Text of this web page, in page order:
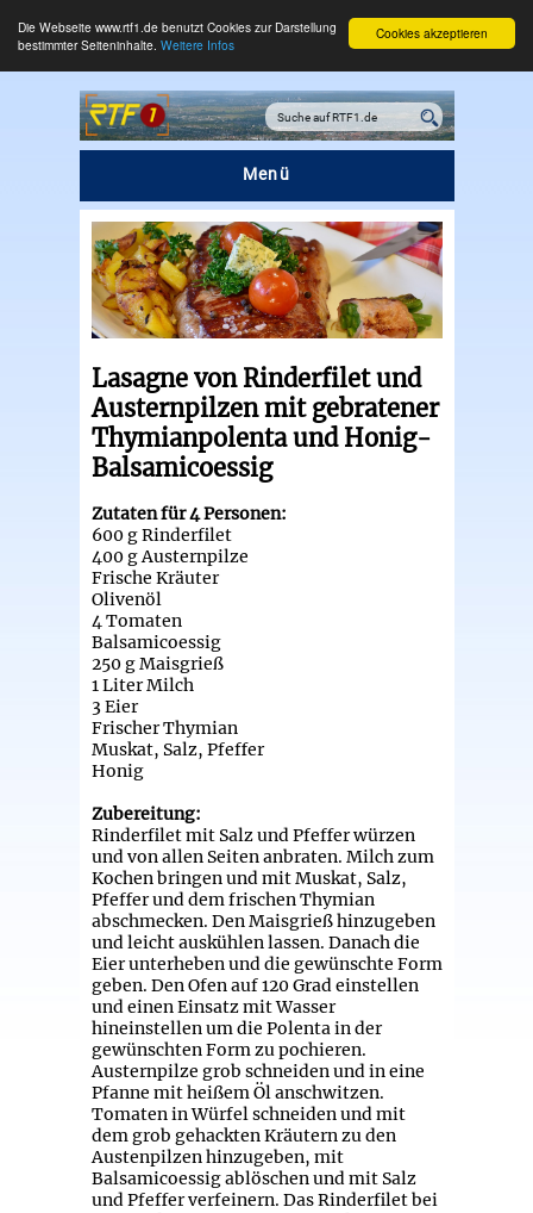
Cookies akzeptieren
Die Webseite www.rtf1.de benutzt Cookies zur Darstellung
bestimmter Seiteninhalte. Weitere Infos
Menü
Lasagne von Rinderfilet und
Austernpilzen mit gebratener
Thymianpolenta und Honig-
Balsamicoessig
Zutaten für 4 Personen:
600 g Rinderfilet
400 g Austernpilze
Frische Kräuter
Olivenöl
4 Tomaten
Balsamicoessig
250 g Maisgrieß
1 Liter Milch
3 Eier
Frischer Thymian
Muskat, Salz, Pfeffer
Honig
Zubereitung:
Rinderfilet mit Salz und Pfeffer würzen
und von allen Seiten anbraten. Milch zum
Kochen bringen und mit Muskat, Salz,
Pfeffer und dem frischen Thymian
abschmecken. Den Maisgrieß hinzugeben
und leicht auskühlen lassen. Danach die
Eier unterheben und die gewünschte Form
geben. Den Ofen auf 120 Grad einstellen
und einen Einsatz mit Wasser
hineinstellen um die Polenta in der
gewünschten Form zu pochieren.
Austernpilze grob schneiden und in eine
Pfanne mit heißem Öl anschwitzen.
Tomaten in Würfel schneiden und mit
dem grob gehackten Kräutern zu den
Austenpilzen hinzugeben, mit
Balsamicoessig ablöschen und mit Salz
und Pfeffer verfeinern. Das Rinderfilet bei